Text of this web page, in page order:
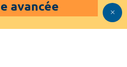
avancée